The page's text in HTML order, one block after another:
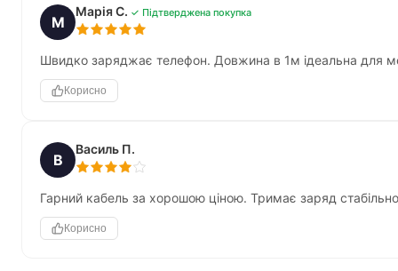
М
Марія С. ✓ Підтверджена покупка
Швидко заряджає телефон. Довжина в 1м ідеальна для
Корисно
В
Василь П.
Гарний кабель за хорошою ціною. Тримає заряд
Корисно